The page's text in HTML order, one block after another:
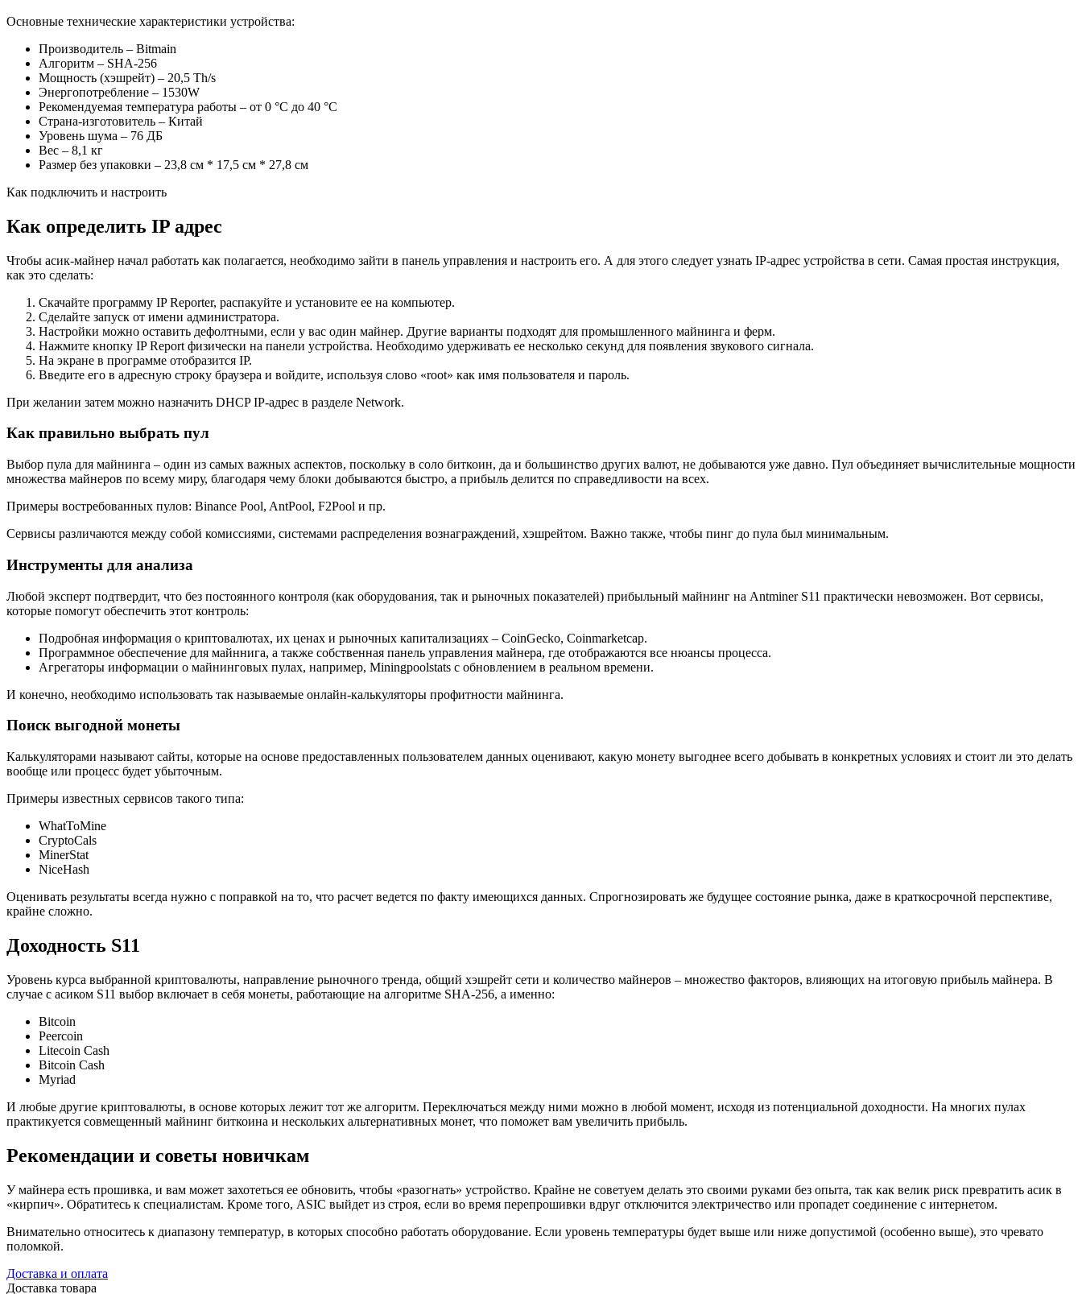
Основные технические характеристики устройства:
Производитель – Bitmain
Алгоритм – SHA-256
Мощность (хэшрейт) – 20,5 Th/s
Энергопотребление – 1530W
Рекомендуемая температура работы – от 0 °C до 40 °C
Страна-изготовитель – Китай
Уровень шума – 76 ДБ
Вес – 8,1 кг
Размер без упаковки – 23,8 см * 17,5 см * 27,8 см
Как подключить и настроить
Как определить IP адрес
Чтобы асик-майнер начал работать как полагается, необходимо зайти в панель управления и настроить его. А для этого следует узнать IP-адрес устройства в сети. Самая простая инструкция,
как это сделать:
Скачайте программу IP Reporter, распакуйте и установите ее на компьютер.
Сделайте запуск от имени администратора.
Настройки можно оставить дефолтными, если у вас один майнер. Другие варианты подходят для промышленного майнинга и ферм.
Нажмите кнопку IP Report физически на панели устройства. Необходимо удерживать ее несколько секунд для появления звукового сигнала.
На экране в программе отобразится IP.
Введите его в адресную строку браузера и войдите, используя слово «root» как имя пользователя и пароль.
При желании затем можно назначить DHCP IP-адрес в разделе Network.
Как правильно выбрать пул
Выбор пула для майнинга – один из самых важных аспектов, поскольку в соло биткоин, да и большинство других валют, не добываются уже давно. Пул объединяет вычислительные мощности
множества майнеров по всему миру, благодаря чему блоки добываются быстро, а прибыль делится по справедливости на всех.
Примеры востребованных пулов: Binance Pool, AntPool, F2Pool и пр.
Сервисы различаются между собой комиссиями, системами распределения вознаграждений, хэшрейтом. Важно также, чтобы пинг до пула был минимальным.
Инструменты для анализа
Любой эксперт подтвердит, что без постоянного контроля (как оборудования, так и рыночных показателей) прибыльный майнинг на Antminer S11 практически невозможен. Вот сервисы,
которые помогут обеспечить этот контроль:
Подробная информация о криптовалютах, их ценах и рыночных капитализациях – CoinGecko, Coinmarketcap.
Программное обеспечение для майннига, а также собственная панель управления майнера, где отображаются все нюансы процесса.
Агрегаторы информации о майнинговых пулах, например, Miningpoolstats с обновлением в реальном времени.
И конечно, необходимо использовать так называемые онлайн-калькуляторы профитности майнинга.
Поиск выгодной монеты
Калькуляторами называют сайты, которые на основе предоставленных пользователем данных оценивают, какую монету выгоднее всего добывать в конкретных условиях и стоит ли это делать
вообще или процесс будет убыточным.
Примеры известных сервисов такого типа:
WhatToMine
CryptoCals
MinerStat
NiceHash
Оценивать результаты всегда нужно с поправкой на то, что расчет ведется по факту имеющихся данных. Спрогнозировать же будущее состояние рынка, даже в краткосрочной перспективе,
крайне сложно.
Доходность S11
Уровень курса выбранной криптовалюты, направление рыночного тренда, общий хэшрейт сети и количество майнеров – множество факторов, влияющих на итоговую прибыль майнера. В
случае с асиком S11 выбор включает в себя монеты, работающие на алгоритме SHA-256, а именно:
Bitcoin
Peercoin
Litecoin Cash
Bitcoin Cash
Myriad
И любые другие криптовалюты, в основе которых лежит тот же алгоритм. Переключаться между ними можно в любой момент, исходя из потенциальной доходности. На многих пулах
практикуется совмещенный майнинг биткоина и нескольких альтернативных монет, что поможет вам увеличить прибыль.
Рекомендации и советы новичкам
У майнера есть прошивка, и вам может захотеться ее обновить, чтобы «разогнать» устройство. Крайне не советуем делать это своими руками без опыта, так как велик риск превратить асик в
«кирпич». Обратитесь к специалистам. Кроме того, ASIC выйдет из строя, если во время перепрошивки вдруг отключится электричество или пропадет соединение с интернетом.
Внимательно относитесь к диапазону температур, в которых способно работать оборудование. Если уровень температуры будет выше или ниже допустимой (особенно выше), это чревато
поломкой.
Доставка и оплата
Доставка товара